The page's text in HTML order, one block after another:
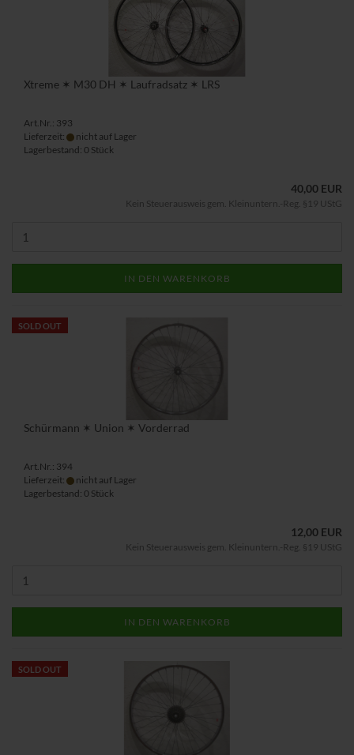
Xtreme ✶ M30 DH ✶ Laufradsatz ✶ LRS
Art.Nr.: 393
Lieferzeit:
nicht auf Lager
Lagerbestand: 0 Stück
40,00 EUR
Kein Steuerausweis gem. Kleinuntern.-Reg. §19 UStG
IN DEN WARENKORB
SOLD OUT
Schürmann ✶ Union ✶ Vorderrad
Art.Nr.: 394
Lieferzeit:
nicht auf Lager
Lagerbestand: 0 Stück
12,00 EUR
Kein Steuerausweis gem. Kleinuntern.-Reg. §19 UStG
IN DEN WARENKORB
SOLD OUT